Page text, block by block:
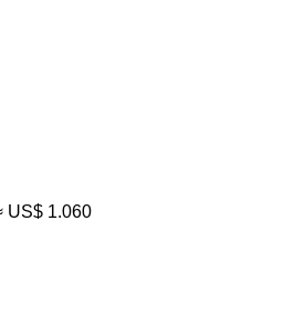
US$ 1.060